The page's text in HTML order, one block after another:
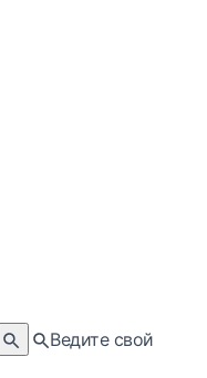
Ведите свой